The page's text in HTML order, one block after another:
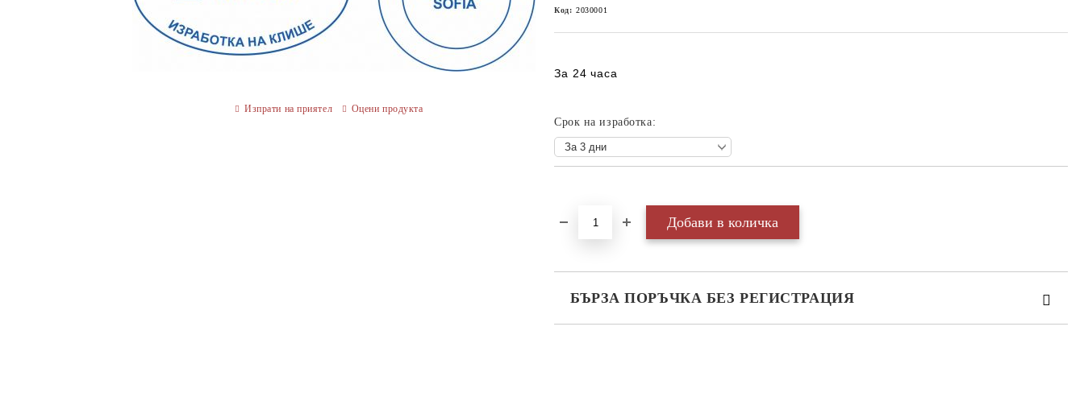
Код: 2030001
За 24 часа
Срок на изработка:
БЪРЗА ПОРЪЧКА БЕЗ РЕГИСТРАЦИЯ
Изпрати на приятел Оцени продукта